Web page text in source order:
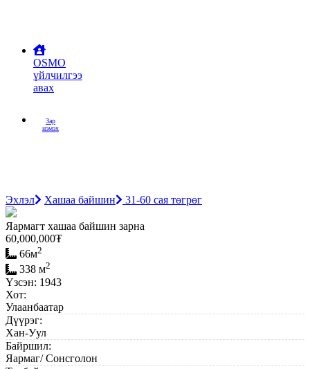
OSMO
үйлчилгээ
авах
Зар
нэмэх
Эхлэл Хашаа байшин 31-60 сая төгрөг
Яармагт хашаа байшин зарна
60,000,000₮
66м2
338 м2
Үзсэн: 1943
Хот:
Улаанбаатар
Дүүрэг:
Хан-Уул
Байршил:
Яармаг/ Сонсголон